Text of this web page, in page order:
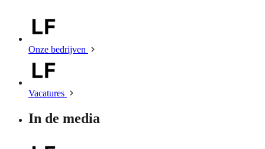
Onze bedrijven
Vacatures
In de media